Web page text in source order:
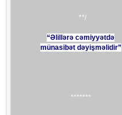
**/
“Əlillərə cəmiyyətdə
münasibət dəyişməlidir”
*******